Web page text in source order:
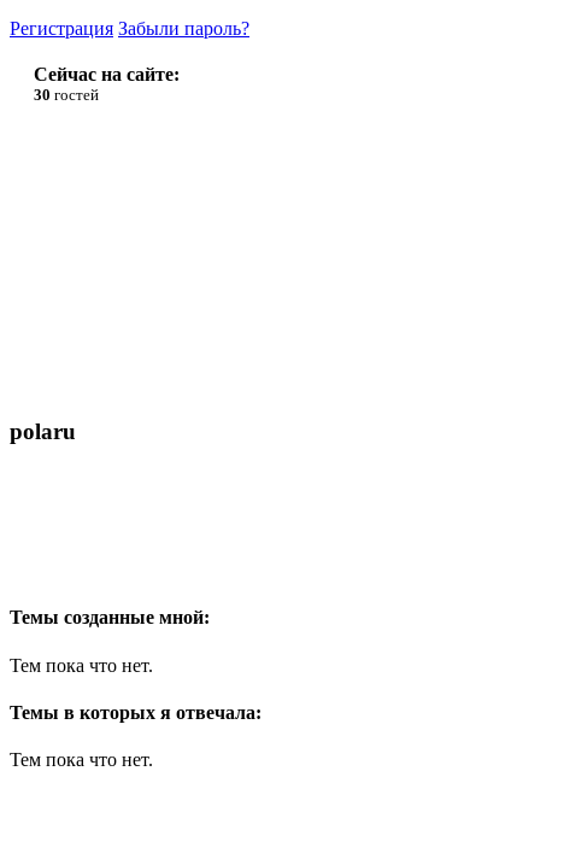
Регистрация Забыли пароль?
Сейчас на сайте:
30 гостей
polaru
Темы созданные мной:
Тем пока что нет.
Темы в которых я отвечала:
Тем пока что нет.